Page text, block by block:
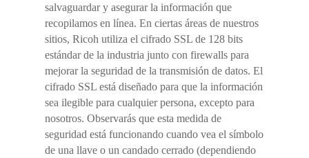
salvaguardar y asegurar la información que
recopilamos en línea. En ciertas áreas de nuestros
sitios, Ricoh utiliza el cifrado SSL de 128 bits
estándar de la industria junto con firewalls para
mejorar la seguridad de la transmisión de datos. El
cifrado SSL está diseñado para que la información
sea ilegible para cualquier persona, excepto para
nosotros. Observarás que esta medida de
seguridad está funcionando cuando vea el símbolo
de una llave o un candado cerrado (dependiendo